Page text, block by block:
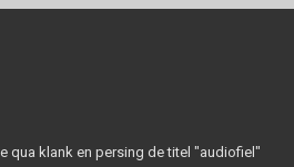
qua klank en persing de titel "audiofiel"